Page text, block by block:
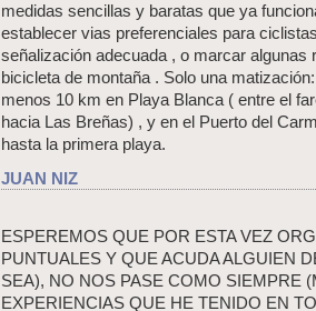
medidas sencillas y baratas que ya
establecer vias preferenciales para
señalización adecuada , o marcar algunas
bicicleta de montaña . Solo una
menos 10 km en Playa Blanca ( entre el
hacia Las Breñas) , y en el Puerto del
hasta la primera playa.
JUAN NIZ
ESPEREMOS QUE POR ESTA VEZ
PUNTUALES Y QUE ACUDA ALGUIEN
SEA), NO NOS PASE COMO SIEMPRE
EXPERIENCIAS QUE HE TENIDO EN